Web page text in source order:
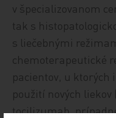
v špecializovanom
tak s
s liečebnými
chemoterapeutické
pacientov, u ktorých
použití nových
tocilizumab,